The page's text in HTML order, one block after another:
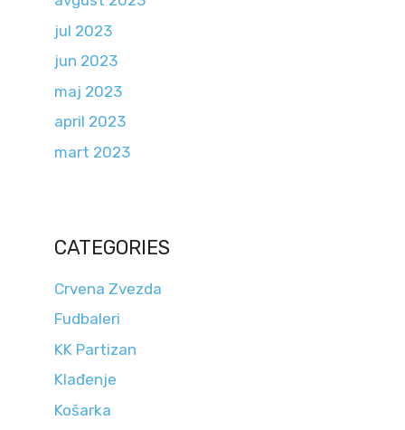
jul 2023
jun 2023
maj 2023
april 2023
mart 2023
CATEGORIES
Crvena Zvezda
Fudbaleri
KK Partizan
Klađenje
Košarka